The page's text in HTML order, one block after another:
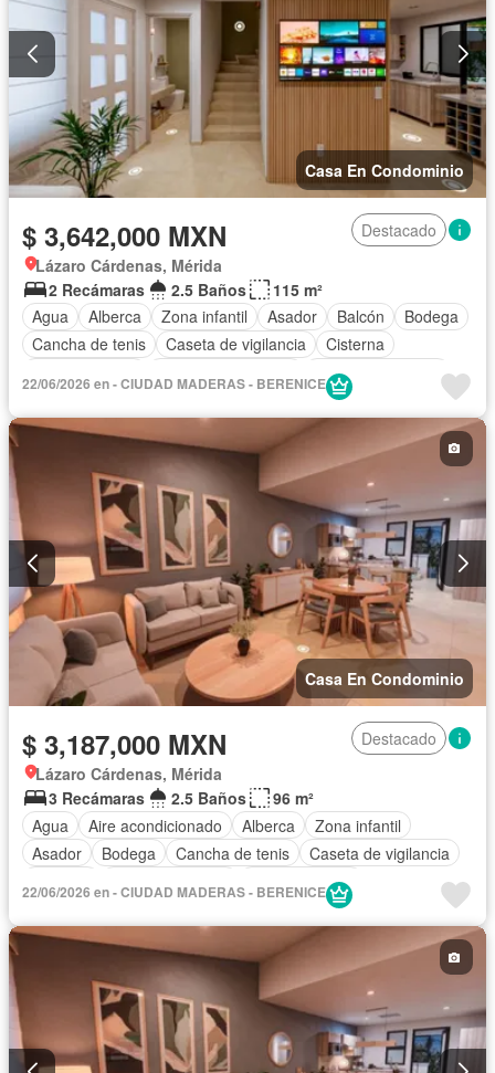
Casa En Condominio
$ 3,642,000 MXN
Destacado
Lázaro Cárdenas, Mérida
2 Recámaras
2.5 Baños
115 m²
Agua
Alberca Zona infantil Asador Balcón
Bodega
Cancha de tenis
Caseta de vigilancia
Cisterna
Cuarto de servicio
Estacionamiento
Gimnasio
Jardín
Despacho Recámara con closet
Terraza
22/06/2026 en - CIUDAD MADERAS - BERENICE
Casa En Condominio
$ 3,187,000 MXN
Destacado
Lázaro Cárdenas, Mérida
3 Recámaras
2.5 Baños
96 m²
Agua
Aire acondicionado Alberca
Zona infantil
Asador
Bodega Cancha de tenis
Caseta de vigilancia
Cocina integral
Electricidad
Estacionamiento
Gimnasio Jacuzzi Jardín
Despacho
Recámara con closet
Azotea Sala polivalente
Terraza
Zonas verdes
22/06/2026 en - CIUDAD MADERAS - BERENICE